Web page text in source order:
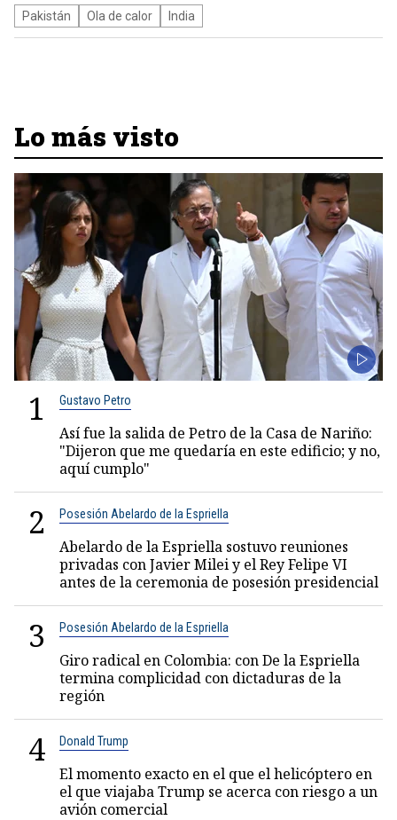
Pakistán Ola de calor India
Lo más visto
1 Gustavo Petro
Así fue la salida de Petro de la Casa de Nariño:
"Dijeron que me quedaría en este edificio; y no,
aquí cumplo"
2 Posesión Abelardo de la Espriella
Abelardo de la Espriella sostuvo reuniones
privadas con Javier Milei y el Rey Felipe VI
antes de la ceremonia de posesión presidencial
3 Posesión Abelardo de la Espriella
Giro radical en Colombia: con De la Espriella
termina complicidad con dictaduras de la
región
4 Donald Trump
El momento exacto en el que el helicóptero en
el que viajaba Trump se acerca con riesgo a un
avión comercial